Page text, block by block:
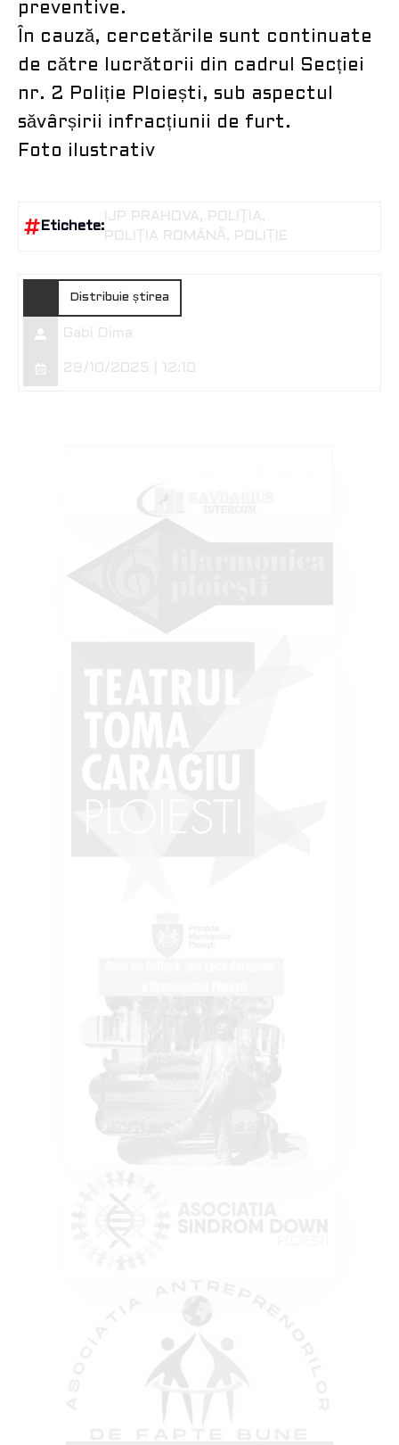
preventive.
În cauză, cercetările sunt continuate
de către lucrătorii din cadrul Secției
nr. 2 Poliție Ploiești, sub aspectul
săvârșirii infracțiunii de furt.
Foto ilustrativ
Etichete:
IJP PRAHOVA
POLIȚIA
POLIȚIA ROMÂNĂ
POLIȚIE
Distribuie știrea
Gabi Dima
29/10/2025 | 12:10